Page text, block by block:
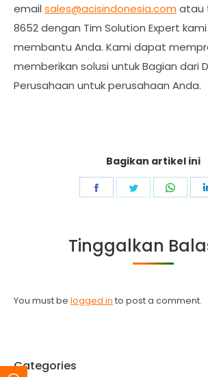
email sales@acisindonesia.com atau
8652 dengan Tim Solution Expert
membantu Anda. Kami dapat
memberikan solusi untuk Bagian dari
Perusahaan untuk perusahaan Anda.
Bagikan artikel ini
Share
Share
Share
Tinggalkan
You must be logged in to post a comment.
Categories